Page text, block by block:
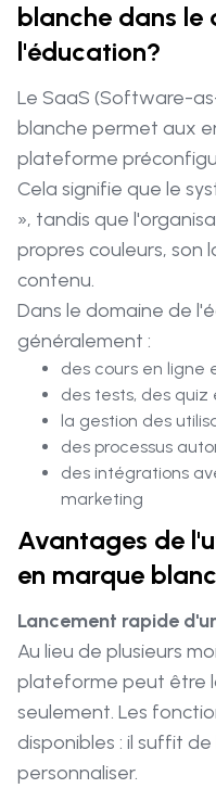
blanche dans le
l'éducation?
Le SaaS (Software-
blanche permet aux
plateforme
Cela signifie que le
», tandis que
propres couleurs, son
contenu.
Dans le domaine de
généralement :
des cours en ligne
des tests, des
la gestion des
des processus
des intégrations
marketing
Avantages de
en marque
Lancement rapide
Au lieu de plusieurs
plateforme peut être
seulement. Les
disponibles : il suffit
personnaliser.